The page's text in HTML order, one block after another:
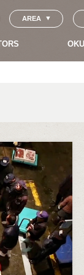
AREA